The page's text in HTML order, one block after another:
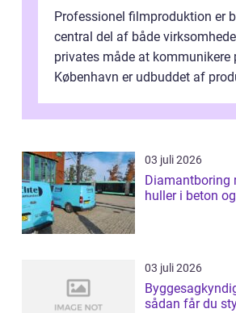
Professionel filmproduktion er
central del af både
privates måde at kommunikere
København er udbuddet af
inti...
03 juli 2026
Diamantboring
huller i beton
03 juli 2026
sådan får du